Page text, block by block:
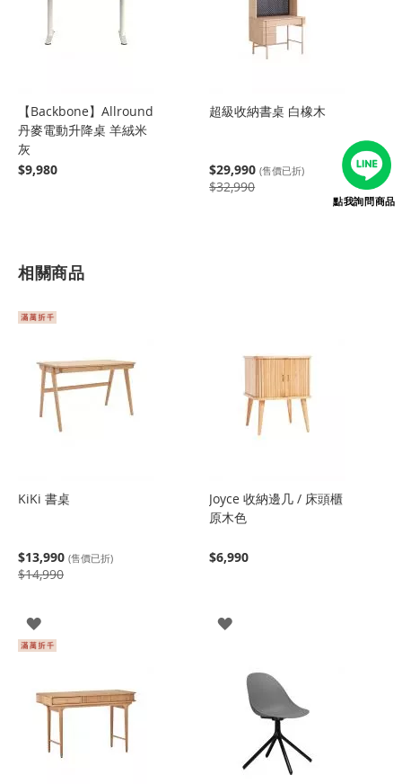
【Backbone】Allround
丹麥電動升降桌 羊絨米
灰
$9,980
超級收納書桌 白橡木
$29,990 (售價已折)
$32,990
相關商品
KiKi 書桌
$13,990 (售價已折)
$14,990
登
入
Joyce 收納邊几 / 床頭櫃
原木色
$6,990
登
點我詢問商品